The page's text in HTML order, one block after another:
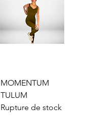
MOMENTUM
TULUM
Rupture de stock